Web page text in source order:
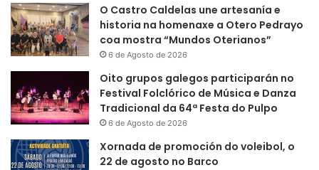
O Castro Caldelas une artesanía e
historia na homenaxe a Otero Pedrayo
coa mostra “Mundos Oterianos”
6 de Agosto de 2026
Oito grupos galegos participarán no
Festival Folclórico de Música e Danza
Tradicional da 64ª Festa do Pulpo
6 de Agosto de 2026
Xornada de promoción do voleibol, o
22 de agosto no Barco